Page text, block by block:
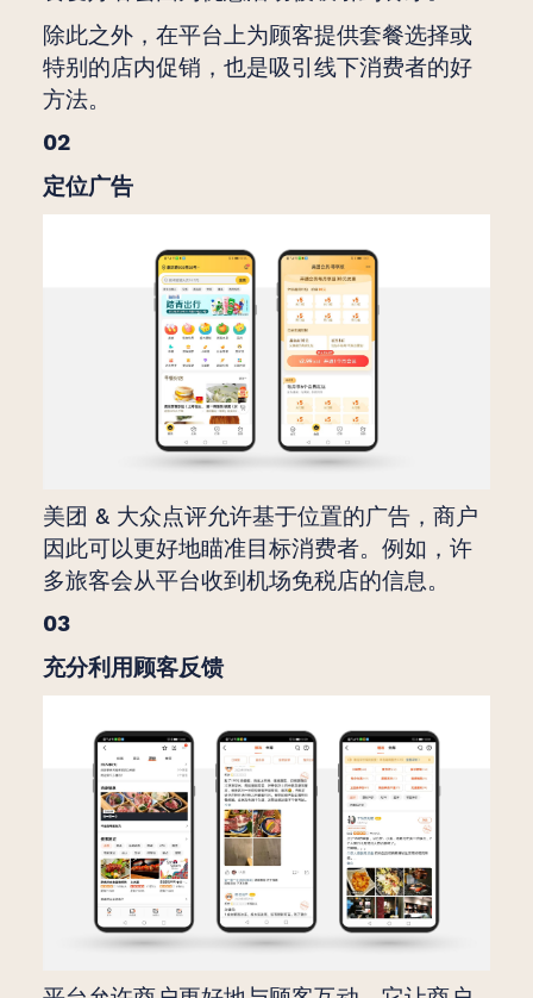
除此之外，在平台上为顾客提供套餐选择或
特别的店内促销，也是吸引线下消费者的好
方法。
02
定位广告
美团 & 大众点评允许基于位置的广告，商户
因此可以更好地瞄准目标消费者。例如，许
多旅客会从平台收到机场免税店的信息。
03
充分利用顾客反馈